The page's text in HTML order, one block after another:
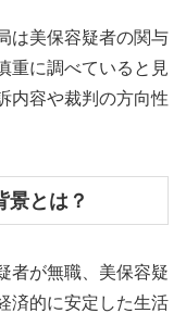
は美保容疑者の関与
重に調べていると見
内容や裁判の方向性
景とは？
者が無職、美保容疑
済的に安定した生活